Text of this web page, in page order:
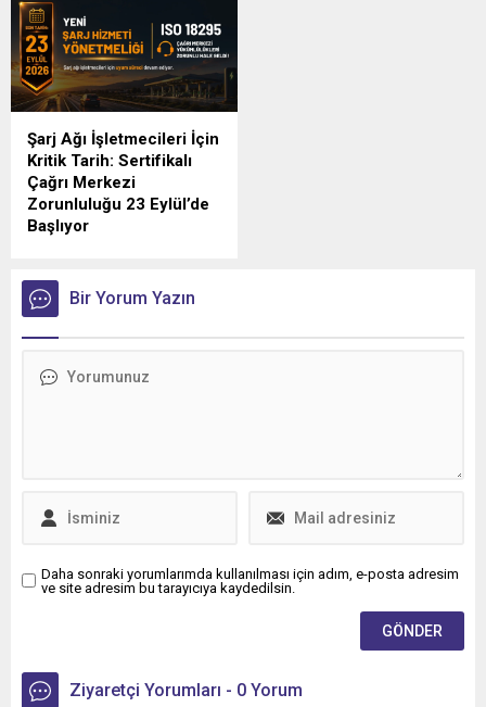
Şarj Ağı İşletmecileri İçin
Kritik Tarih: Sertifikalı
Çağrı Merkezi
Zorunluluğu 23 Eylül’de
Başlıyor
ilgilendiren düzenlemede
geri sayım sürüyor.
Bir Yorum Yazın
Daha sonraki yorumlarımda kullanılması için adım, e-posta adresim
ve site adresim bu tarayıcıya kaydedilsin.
Ziyaretçi Yorumları - 0 Yorum